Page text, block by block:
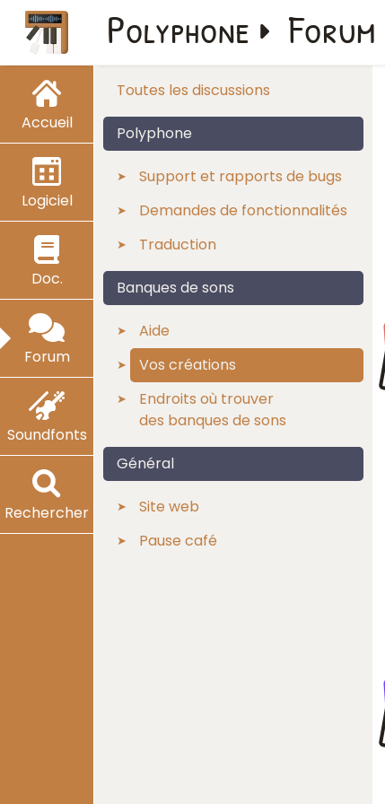
Accueil
Logiciel
Doc.
Forum
Soundfonts
Rechercher
Polyphone Forum
Toutes les discussions
Polyphone
Support et rapports de bugs
Demandes de fonctionnalités
Traduction
Banques de sons
Aide
Vos créations
Endroits où trouver
des banques de sons
Général
Site web
Pause café